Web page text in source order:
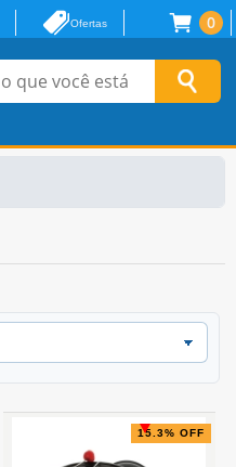
0
Ofertas
15.3% OFF